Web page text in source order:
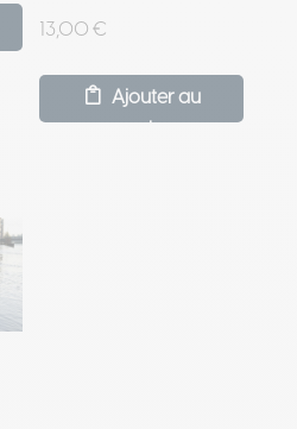
13,00€
Ajouter au